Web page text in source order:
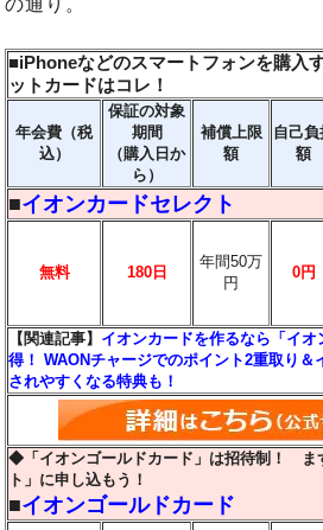
の通り。
■iPhoneなどのスマートフォンを購入
ットカードはコレ！
年会費（税
込）
保証の対象
期間
（購入日か
ら）
補償上限
額
自己負
額
■イオンカードセレクト
無料 180日
年間50万
円
0円
【関連記事】 イオンカードを作るなら「イ
得！ WAONチャージでのポイント2重取り＆
されやすくなる特典も！
◆「イオンゴールドカード」は招待制！ ま
ト」に申し込もう！
■イオンゴールドカード